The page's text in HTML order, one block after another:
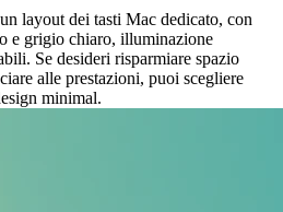
layout dei tasti Mac dedicato, con
e grigio chiaro, illuminazione
Se desideri risparmiare spazio
alle prestazioni, puoi scegliere
minimal.